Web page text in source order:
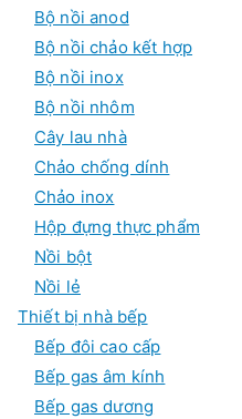
Bộ nồi anod
Bộ nồi chảo kết hợp
Bộ nồi inox
Bộ nồi nhôm
Cây lau nhà
Chảo chống dính
Chảo inox
Hộp đựng thực phẩm
Nồi bột
Nồi lẻ
Thiết bị nhà bếp
Bếp đôi cao cấp
Bếp gas âm kính
Bếp gas dương